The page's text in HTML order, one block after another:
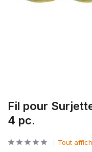
Fil pour
4 pc.
Tout